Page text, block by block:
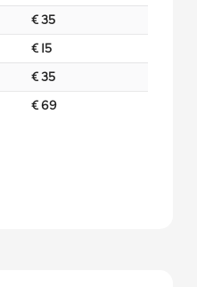
€ 35
€ 15
€ 35
€ 69